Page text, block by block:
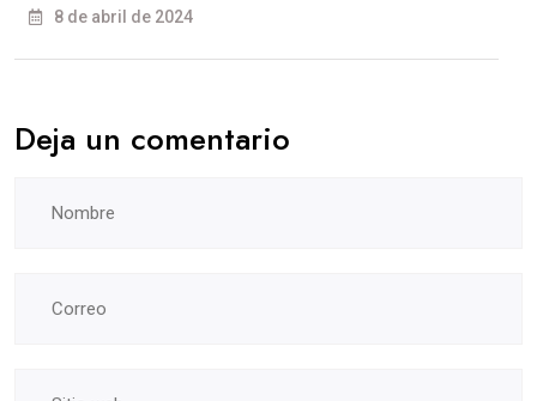
8 de abril de 2024
Deja un comentario